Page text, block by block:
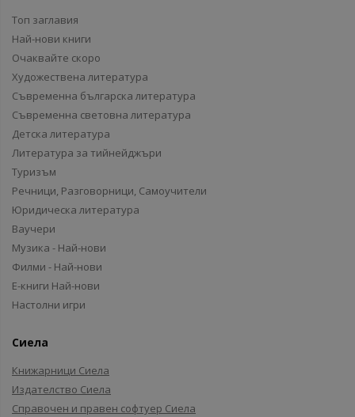
Топ заглавия
Най-нови книги
Очаквайте скоро
Художествена литература
Съвременна българска литература
Съвременна световна литература
Детска литература
Литература за тийнейджъри
Туризъм
Речници, Разговорници, Самоучители
Юридическа литература
Ваучери
Музика - Най-нови
Филми - Най-нови
Е-книги Най-нови
Настолни игри
Сиела
Книжарници Сиела
Издателство Сиела
Справочен и правен софтуер Сиела